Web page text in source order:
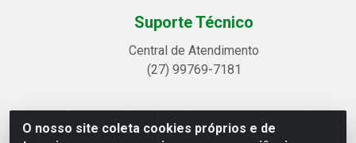
O nosso site coleta cookies próprios e de
Suporte Técnico
Central de Atendimento
(27) 99769-7181
Linhavix Distribuidora LTDA - Avenida Alegre, 2521 -